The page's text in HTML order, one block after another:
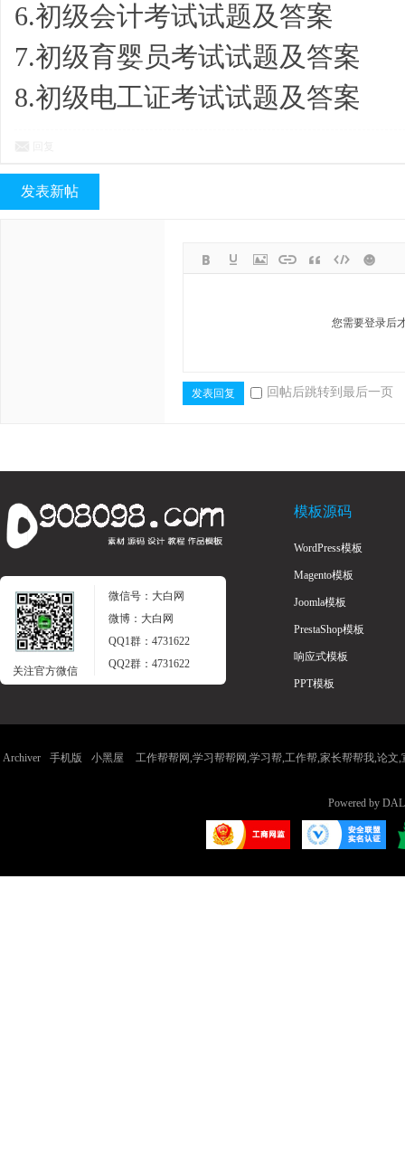
6.初级会计考试试题及答案
7.初级育婴员考试试题及答案
8.初级电工证考试试题及答案
发表新帖
您需要登录后
发表回复 回帖后跳转到最后一页
关注官方微信
微信号：大白网
微博：大白网
QQ1群：4731622
QQ2群：4731622
模板源码
WordPress模板
Magento模板
Joomla模板
PrestaShop模板
响应式模板
PPT模板
Archiver 手机版 小黑屋 工作帮帮网,学习帮帮网,学习帮,工作帮,家长帮帮我,论
Powered by